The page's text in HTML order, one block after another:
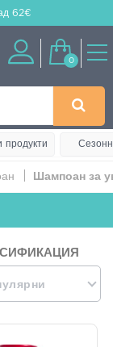
62€
0
Шампоан за